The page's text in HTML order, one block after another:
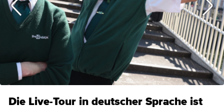
Die Live-Tour in deutscher Sprache ist